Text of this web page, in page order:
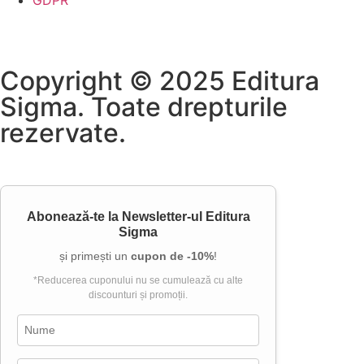
Copyright © 2025 Editura
Sigma. Toate drepturile
rezervate.
Abonează-te la Newsletter-ul Editura
Sigma
și primești un cupon de -10%!
*Reducerea cuponului nu se cumulează cu alte
discounturi și promoții.